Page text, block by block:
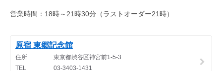
営業時間：18時～21時30分（ラストオーダー21時）